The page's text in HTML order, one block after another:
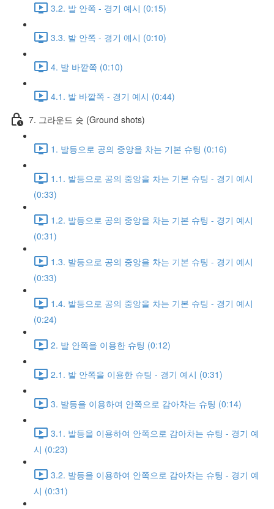
3.2. 발 안쪽 - 경기 예시 (0:15)
3.3. 발 안쪽 - 경기 예시 (0:10)
4. 발 바깥쪽 (0:10)
4.1. 발 바깥쪽 - 경기 예시 (0:44)
7. 그라운드 슛 (Ground shots)
1. 발등으로 공의 중앙을 차는 기본 슈팅 (0:16)
1.1. 발등으로 공의 중앙을 차는 기본 슈팅 - 경기 예시
(0:33)
1.2. 발등으로 공의 중앙을 차는 기본 슈팅 - 경기 예시
(0:31)
1.3. 발등으로 공의 중앙을 차는 기본 슈팅 - 경기 예시
(0:33)
1.4. 발등으로 공의 중앙을 차는 기본 슈팅 - 경기 예시
(0:24)
2. 발 안쪽을 이용한 슈팅 (0:12)
2.1. 발 안쪽을 이용한 슈팅 - 경기 예시 (0:31)
3. 발등을 이용하여 안쪽으로 감아차는 슈팅 (0:14)
3.1. 발등을 이용하여 안쪽으로 감아차는 슈팅 - 경기 예
시 (0:23)
3.2. 발등을 이용하여 안쪽으로 감아차는 슈팅 - 경기 예
시 (0:31)